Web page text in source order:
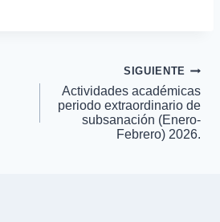
SIGUIENTE
Actividades académicas
periodo extraordinario de
subsanación (Enero-
Febrero) 2026.